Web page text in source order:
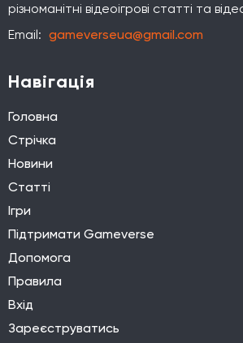
різноманітні відеоігрові статті та
Email: gameverseua@gmail.com
Навігація
Головна
Стрічка
Новини
Статті
Ігри
Підтримати Gameverse
Допомога
Правила
Вхід
Зареєструватись